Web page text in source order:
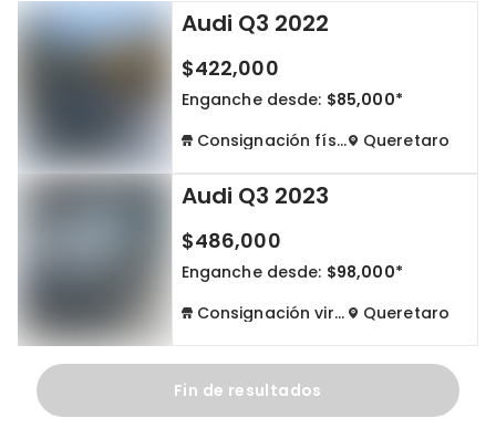
Cdmx y Edo Mex Querétaro
Negociar precio
Borrar todo
Audi Q3 2022
$422,000
Enganche desde: $85,000*
Consignación física
Queretaro
Audi Q3 2023
$486,000
Enganche desde: $98,000*
Consignación virtual
Queretaro
Fin de resultados